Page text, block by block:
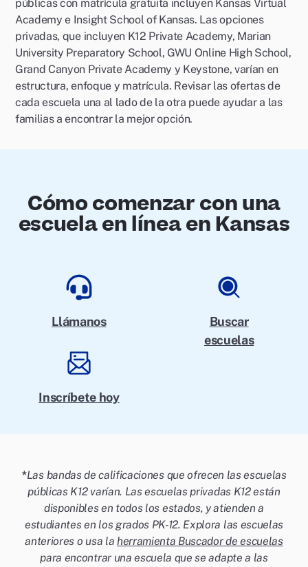
públicas con matrícula gratuita incluyen Kansas Virtual
Academy e Insight School of Kansas. Las opciones
privadas, que incluyen K12 Private Academy, Marian
University Preparatory School, GWU Online High School,
Grand Canyon Private Academy y Keystone, varían en
estructura, enfoque y matrícula. Revisar las ofertas de
cada escuela una al lado de la otra puede ayudar a las
familias a encontrar la mejor opción.
Cómo comenzar con una
escuela en línea en Kansas
Llámanos
Buscar
escuelas
Inscríbete hoy
*Las bandas de calificaciones que ofrecen las escuelas
públicas K12 varían. Las escuelas privadas K12 están
disponibles en todos los estados, y atienden a
estudiantes en los grados PK-12. Explora las escuelas
anteriores o usa la herramienta Buscador de escuelas
para encontrar una escuela que se adapte a las